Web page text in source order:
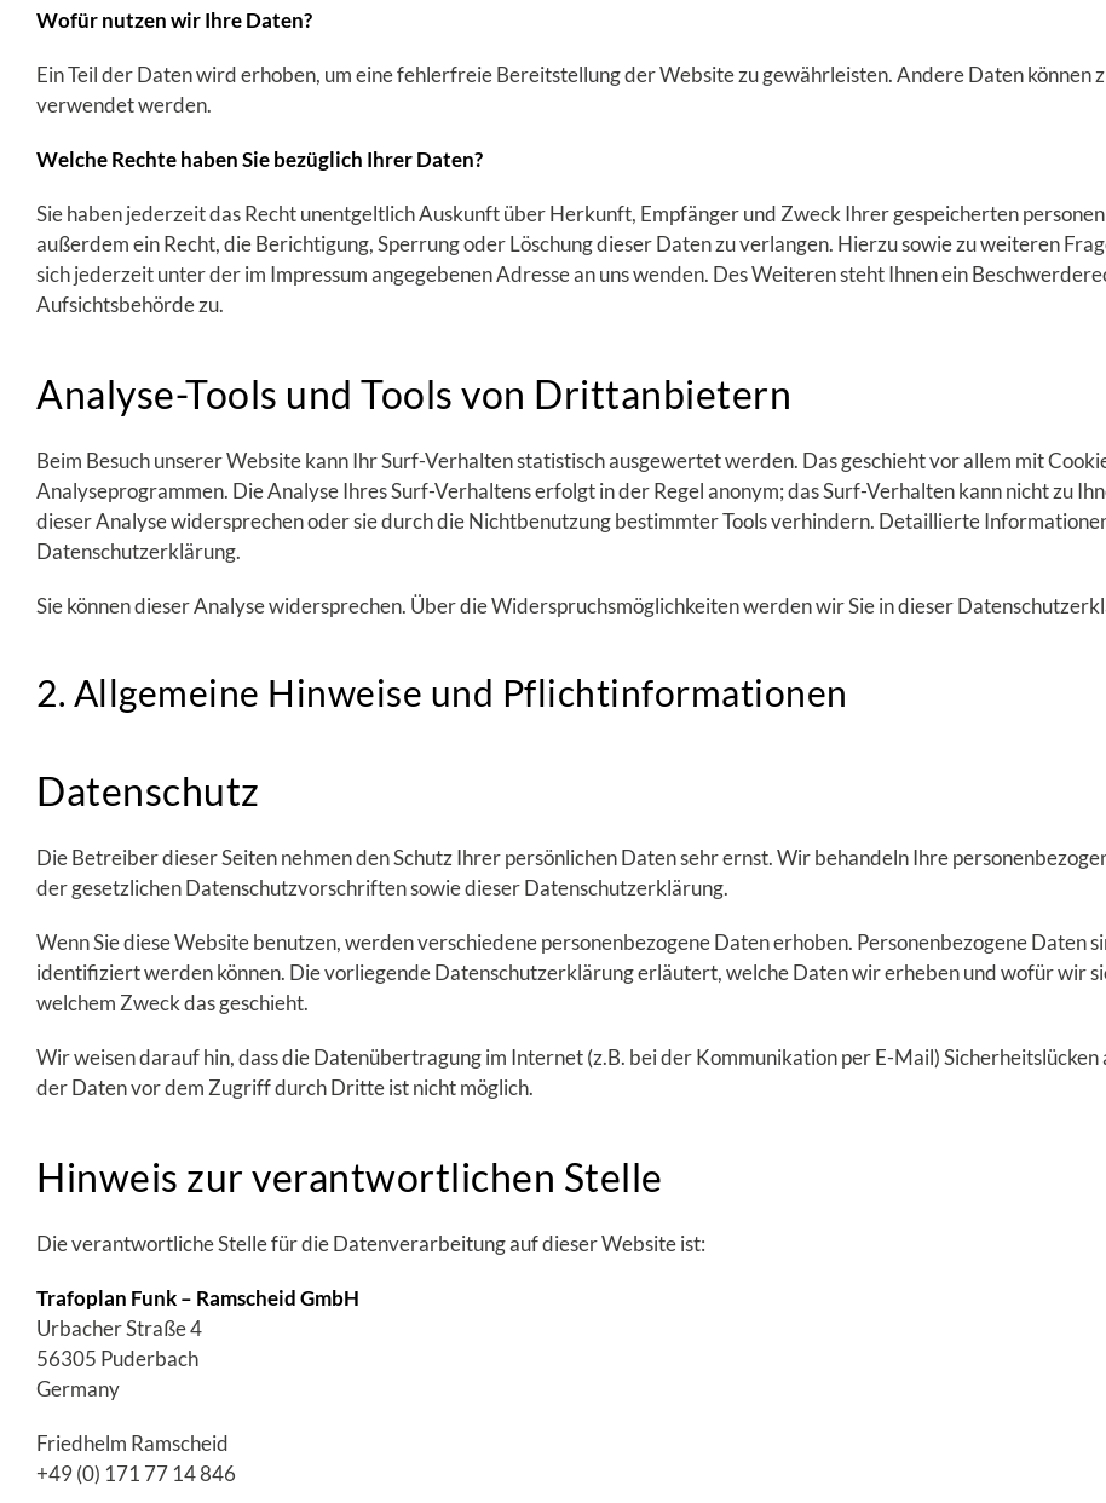
Wofür nutzen wir Ihre Daten?
Ein Teil der Daten wird erhoben, um eine fehlerfreie Bereitstellung der Website zu gewährleisten. Andere Daten können
verwendet werden.
Welche Rechte haben Sie bezüglich Ihrer Daten?
Sie haben jederzeit das Recht unentgeltlich Auskunft über Herkunft, Empfänger und Zweck Ihrer gespeicherten
außerdem ein Recht, die Berichtigung, Sperrung oder Löschung dieser Daten zu verlangen. Hierzu sowie zu weiteren
sich jederzeit unter der im Impressum angegebenen Adresse an uns wenden. Des Weiteren steht Ihnen ein
Aufsichtsbehörde zu.
Analyse-Tools und Tools von Drittanbietern
Beim Besuch unserer Website kann Ihr Surf-Verhalten statistisch ausgewertet werden. Das geschieht vor allem mit
Analyseprogrammen. Die Analyse Ihres Surf-Verhaltens erfolgt in der Regel anonym; das Surf-Verhalten kann nicht zu
dieser Analyse widersprechen oder sie durch die Nichtbenutzung bestimmter Tools verhindern. Detaillierte
Datenschutzerklärung.
Sie können dieser Analyse widersprechen. Über die Widerspruchsmöglichkeiten werden wir Sie in dieser
2. Allgemeine Hinweise und Pflichtinformationen
Datenschutz
Die Betreiber dieser Seiten nehmen den Schutz Ihrer persönlichen Daten sehr ernst. Wir behandeln Ihre
der gesetzlichen Datenschutzvorschriften sowie dieser Datenschutzerklärung.
Wenn Sie diese Website benutzen, werden verschiedene personenbezogene Daten erhoben. Personenbezogene Daten
identifiziert werden können. Die vorliegende Datenschutzerklärung erläutert, welche Daten wir erheben und wofür wir
welchem Zweck das geschieht.
Wir weisen darauf hin, dass die Datenübertragung im Internet (z.B. bei der Kommunikation per E-Mail) Sicherheitslücken
der Daten vor dem Zugriff durch Dritte ist nicht möglich.
Hinweis zur verantwortlichen Stelle
Die verantwortliche Stelle für die Datenverarbeitung auf dieser Website ist:
Trafoplan Funk – Ramscheid GmbH
Urbacher Straße 4
56305 Puderbach
Germany
Friedhelm Ramscheid
+49 (0) 171 77 14 846